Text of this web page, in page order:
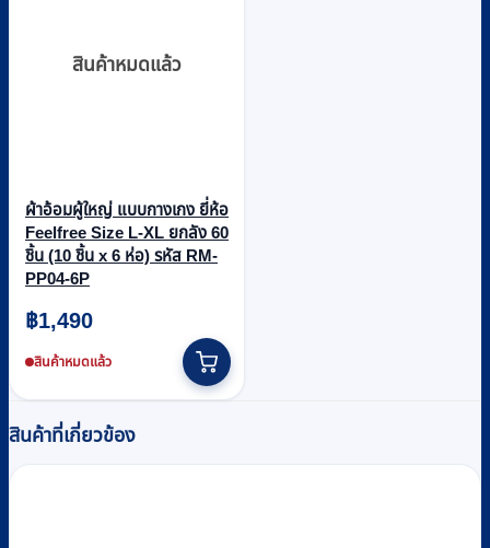
สินค้าหมดแล้ว
ผ้าอ้อมผู้ใหญ่ แบบกางเกง ยี่ห้อ
Feelfree Size L-XL ยกลัง 60
ชิ้น (10 ชิ้น x 6 ห่อ) รหัส RM-
PP04-6P
฿1,490
สินค้าหมดแล้ว
สินค้าที่เกี่ยวข้อง